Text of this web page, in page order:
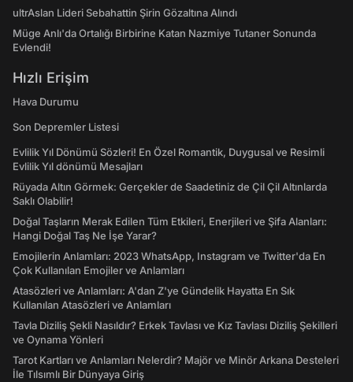
ultrAslan Lideri Sebahattin Şirin Gözaltına Alındı
Müge Anlı'da Ortalığı Birbirine Katan Nazmiye Tutaner Sonunda
Evlendi!
Hızlı Erişim
Hava Durumu
Son Depremler Listesi
Evlilik Yıl Dönümü Sözleri! En Özel Romantik, Duygusal ve Resimli
Evlilik Yıl dönümü Mesajları
Rüyada Altın Görmek: Gerçekler de Saadetiniz de Çil Çil Altınlarda
Saklı Olabilir!
Doğal Taşların Merak Edilen Tüm Etkileri, Enerjileri ve Şifa Alanları:
Hangi Doğal Taş Ne İşe Yarar?
Emojilerin Anlamları: 2023 WhatsApp, Instagram ve Twitter'da En
Çok Kullanılan Emojiler ve Anlamları
Atasözleri ve Anlamları: A'dan Z'ye Gündelik Hayatta En Sık
Kullanılan Atasözleri ve Anlamları
Tavla Diziliş Şekli Nasıldır? Erkek Tavlası ve Kız Tavlası Diziliş Şekilleri
ve Oynama Yönleri
Tarot Kartları ve Anlamları Nelerdir? Majör ve Minör Arkana Desteleri
İle Tılsımlı Bir Dünyaya Giriş